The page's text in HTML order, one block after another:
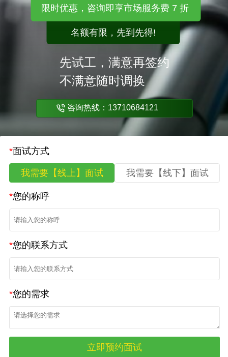
限时优惠，咨询即享市场服务费 7 折
名额有限，先到先得!
先试工，满意再签约
不满意随时调换
咨询热线：13710684121
*面试方式
我需要【线上】面试 我需要【线下】面试
*您的称呼
*您的联系方式
*您的需求